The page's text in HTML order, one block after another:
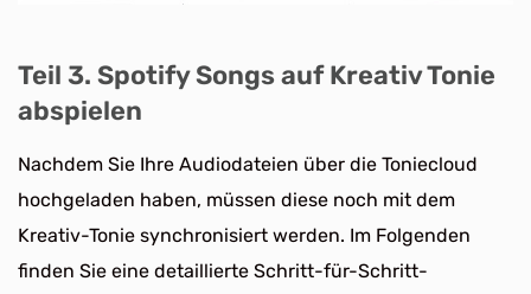
Teil 3. Spotify Songs auf Kreativ Tonie
abspielen
Nachdem Sie Ihre Audiodateien über die Toniecloud
hochgeladen haben, müssen diese noch mit dem
Kreativ-Tonie synchronisiert werden. Im Folgenden
finden Sie eine detaillierte Schritt-für-Schritt-